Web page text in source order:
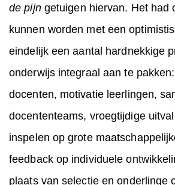
de pijngetuigen hiervan. Het had
kunnen worden met een
eindelijk een aantal hardnekkige
onderwijs integraal aan te
docenten, motivatie leerlingen,
docententeams, vroegtijdige
inspelen op grote
feedback op individuele
plaats van selectie en onderlinge